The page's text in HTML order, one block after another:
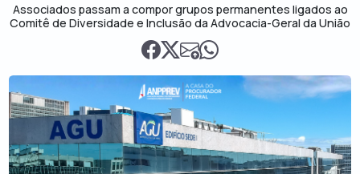
Associados passam a compor grupos permanentes ligados ao
Comitê de Diversidade e Inclusão da Advocacia-Geral da União